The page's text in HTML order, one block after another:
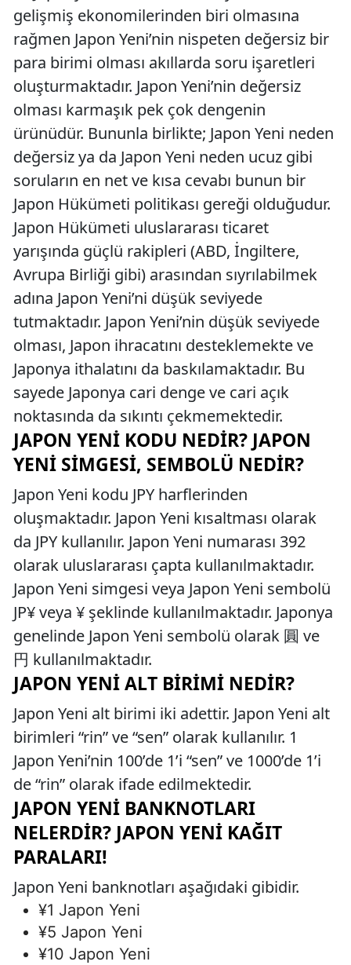
gelişmiş ekonomilerinden biri olmasına
rağmen Japon Yeni’nin nispeten değersiz bir
para birimi olması akıllarda soru işaretleri
oluşturmaktadır. Japon Yeni’nin değersiz
olması karmaşık pek çok dengenin
ürünüdür. Bununla birlikte; Japon Yeni neden
değersiz ya da Japon Yeni neden ucuz gibi
soruların en net ve kısa cevabı bunun bir
Japon Hükümeti politikası gereği olduğudur.
Japon Hükümeti uluslararası ticaret
yarışında güçlü rakipleri (ABD, İngiltere,
Avrupa Birliği gibi) arasından sıyrılabilmek
adına Japon Yeni’ni düşük seviyede
tutmaktadır. Japon Yeni’nin düşük seviyede
olması, Japon ihracatını desteklemekte ve
Japonya ithalatını da baskılamaktadır. Bu
sayede Japonya cari denge ve cari açık
noktasında da sıkıntı çekmemektedir.
JAPON YENI KODU NEDIR? JAPON
YENI SIMGESI, SEMBOLÜ NEDIR?
Japon Yeni kodu JPY harflerinden
oluşmaktadır. Japon Yeni kısaltması olarak
da JPY kullanılır. Japon Yeni numarası 392
olarak uluslararası çapta kullanılmaktadır.
Japon Yeni simgesi veya Japon Yeni sembolü
JP¥ veya ¥ şeklinde kullanılmaktadır. Japonya
genelinde Japon Yeni sembolü olarak 圓 ve
円 kullanılmaktadır.
JAPON YENI ALT BIRIMI NEDIR?
Japon Yeni alt birimi iki adettir. Japon Yeni alt
birimleri “rin” ve “sen” olarak kullanılır. 1
Japon Yeni’nin 100’de 1’i “sen” ve 1000’de 1’i
de “rin” olarak ifade edilmektedir.
JAPON YENI BANKNOTLARI
NELERDIR? JAPON YENI KAĞIT
PARALARI!
Japon Yeni banknotları aşağıdaki gibidir.
¥1 Japon Yeni
¥5 Japon Yeni
¥10 Japon Yeni